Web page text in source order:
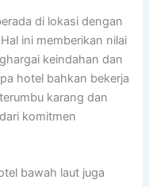
di lokasi dengan
ini memberikan nilai
keindahan dan
hotel bahkan bekerja
karang dan
komitmen
bawah laut juga